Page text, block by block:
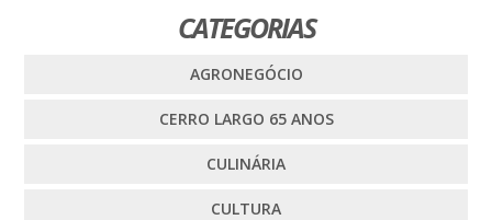
CATEGORIAS
AGRONEGÓCIO
CERRO LARGO 65 ANOS
CULINÁRIA
CULTURA